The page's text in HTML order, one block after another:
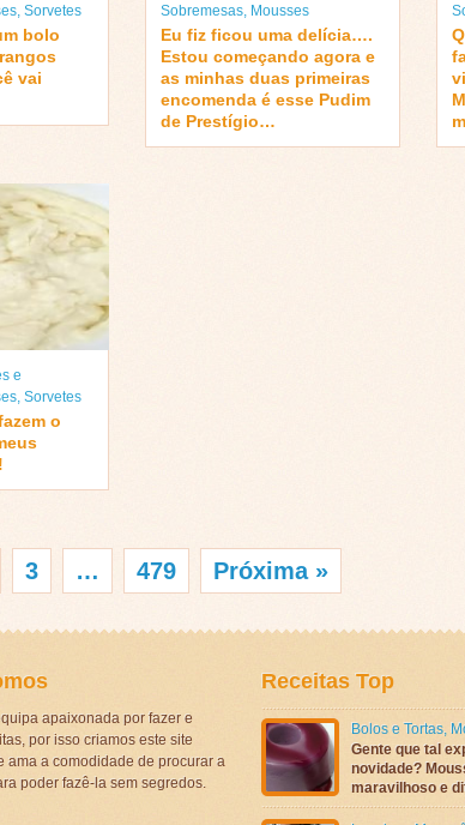
, Sorvetes
bolo
vai
Sobremesas, Mousses
Eu fiz ficou uma delícia….
Estou começando agora e
as minhas duas primeiras
encomenda é esse Pudim
de Prestígio…
e
, Sorvetes
o
3 … 479 Próxima »
apaixonada por fazer e
por isso criamos este site
ama a comodidade de procurar a
poder fazê-la sem segredos.
Receitas Top
Bolos e Tortas,
Gente que tal
novidade?
maravilhoso e